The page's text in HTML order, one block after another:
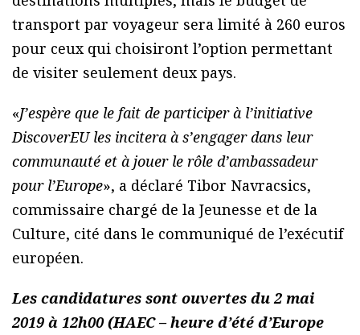
transport par voyageur sera limité à 260 euros
pour ceux qui choisiront l’option permettant
de visiter seulement deux pays.
«J’espère que le fait de participer à l’initiative
DiscoverEU les incitera à s’engager dans leur
communauté et à jouer le rôle d’ambassadeur
pour l’Europe», a déclaré Tibor Navracsics,
commissaire chargé de la Jeunesse et de la
Culture, cité dans le communiqué de l’exécutif
européen.
Les candidatures sont ouvertes du 2 mai
2019 à 12h00 (HAEC – heure d’été d’Europe